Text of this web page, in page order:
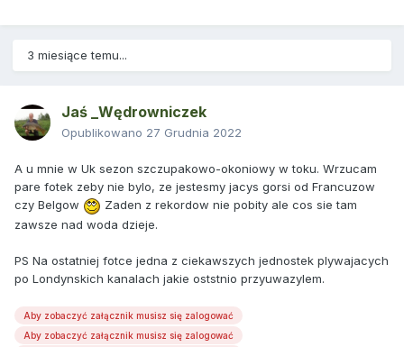
3 miesiące temu...
Jaś _Wędrowniczek
Opublikowano 27 Grudnia 2022
A u mnie w Uk sezon szczupakowo-okoniowy w toku. Wrzucam
pare fotek zeby nie bylo, ze jestesmy jacys gorsi od Francuzow
czy Belgow
Zaden z rekordow nie pobity ale cos sie tam
zawsze nad woda dzieje.
PS Na ostatniej fotce jedna z ciekawszych jednostek plywajacych
po Londynskich kanalach jakie oststnio przyuwazylem.
Aby zobaczyć załącznik musisz się zalogować
Aby zobaczyć załącznik musisz się zalogować